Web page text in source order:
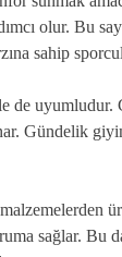
olur. Bu
sahip
de
Gündelik
sağlar. Bu